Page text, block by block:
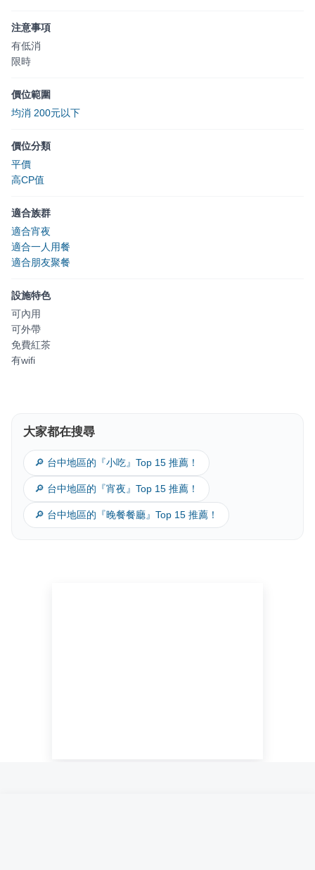
注意事項
有低消
限時
價位範圍
均消 200元以下
價位分類
平價
高CP值
適合族群
適合宵夜
適合一人用餐
適合朋友聚餐
設施特色
可內用
可外帶
免費紅茶
有wifi
大家都在搜尋
🔎 台中地區的『小吃』Top 15 推薦！
🔎 台中地區的『宵夜』Top 15 推薦！
🔎 台中地區的『晚餐餐廳』Top 15 推薦！